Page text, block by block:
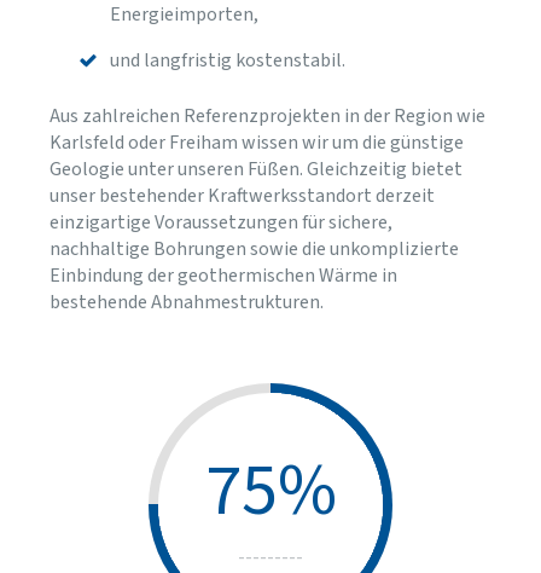
Energieimporten,
und langfristig kostenstabil.
Aus zahlreichen Referenzprojekten in der Region wie
Karlsfeld oder Freiham wissen wir um die günstige
Geologie unter unseren Füßen. Gleichzeitig bietet
unser bestehender Kraftwerksstandort derzeit
einzigartige Voraussetzungen für sichere,
nachhaltige Bohrungen sowie die unkomplizierte
Einbindung der geothermischen Wärme in
bestehende Abnahmestrukturen.
75%
---------